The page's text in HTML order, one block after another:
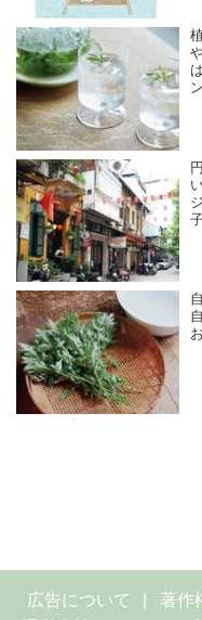
広告について 著作